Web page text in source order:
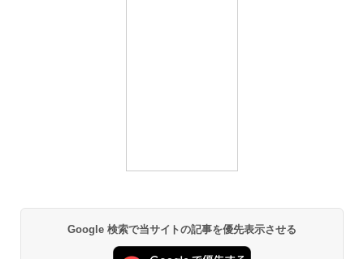
Google 検索で当サイトの記事を優先表示させる